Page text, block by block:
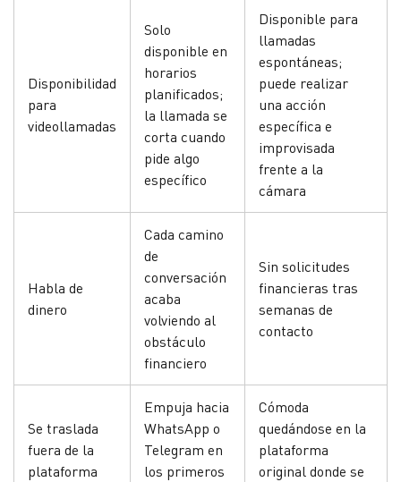
Disponibilidad
para
videollamadas
Solo
disponible en
horarios
planificados;
la llamada se
corta cuando
pide algo
específico
Disponible para
llamadas
espontáneas;
puede realizar
una acción
específica e
improvisada
frente a la
cámara
Habla de
dinero
Cada camino
de
conversación
acaba
volviendo al
obstáculo
financiero
Sin solicitudes
financieras tras
semanas de
contacto
Se traslada
fuera de la
plataforma
Empuja hacia
WhatsApp o
Telegram en
los primeros
Cómoda
quedándose en la
plataforma
original donde se